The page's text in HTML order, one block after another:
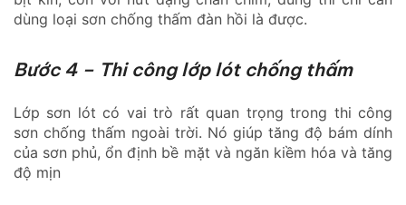
dùng loại sơn chống thấm đàn hồi là được.
Bước 4 – Thi công lớp lót chống thấm
Lớp sơn lót có vai trò rất quan trọng trong thi công
sơn chống thấm ngoài trời. Nó giúp tăng độ bám dính
của sơn phủ, ổn định bề mặt và ngăn kiềm hóa và tăng
độ mịn